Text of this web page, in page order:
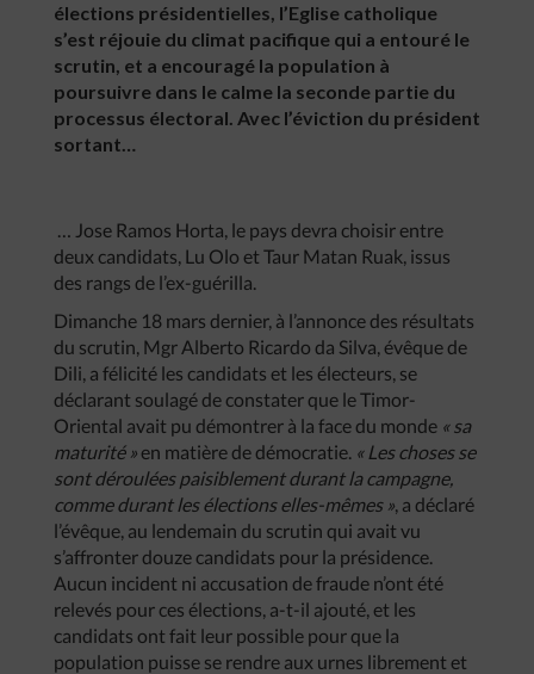
élections présidentielles, l’Eglise catholique
s’est réjouie du climat pacifique qui a entouré le
scrutin, et a encouragé la population à
poursuivre dans le calme la seconde partie du
processus électoral. Avec l’éviction du président
sortant…
… Jose Ramos Horta, le pays devra choisir entre
deux candidats, Lu Olo et Taur Matan Ruak, issus
des rangs de l’ex-guérilla.
Dimanche 18 mars dernier, à l’annonce des résultats
du scrutin, Mgr Alberto Ricardo da Silva, évêque de
Dili, a félicité les candidats et les électeurs, se
déclarant soulagé de constater que le Timor-
Oriental avait pu démontrer à la face du monde « sa
maturité » en matière de démocratie. « Les choses se
sont déroulées paisiblement durant la campagne,
comme durant les élections elles-mêmes », a déclaré
l’évêque, au lendemain du scrutin qui avait vu
s’affronter douze candidats pour la présidence.
Aucun incident ni accusation de fraude n’ont été
relevés pour ces élections, a-t-il ajouté, et les
candidats ont fait leur possible pour que la
population puisse se rendre aux urnes librement et